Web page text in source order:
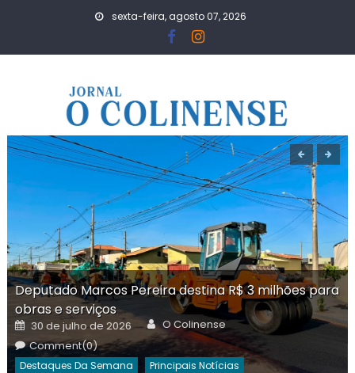
sexta-feira, agosto 07, 2026
Deputado Marcos Pereira destina R$ 3 milhões para
obras e serviços
Posted
on
30 de julho de 2026 Author
O Colinense
Comment(0)
Destaques Da Semana Principais Notícias